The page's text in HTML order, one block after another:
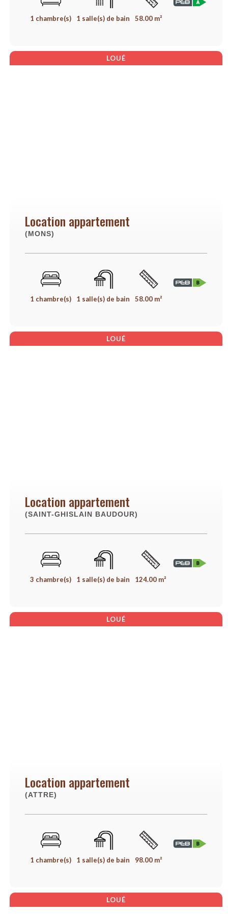
1 chambre(s) 1 salle(s) de bain 58.00 m²
LOUÉ
Location appartement
(MONS)
1 chambre(s) 1 salle(s) de bain 58.00 m²
LOUÉ
Location appartement
(SAINT-GHISLAIN BAUDOUR)
3 chambre(s) 1 salle(s) de bain 124.00 m²
LOUÉ
Location appartement
(ATTRE)
1 chambre(s) 1 salle(s) de bain 98.00 m²
LOUÉ